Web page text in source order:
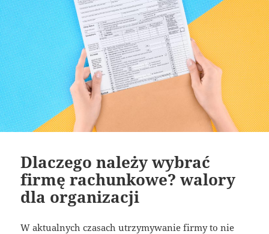
Dlaczego należy wybrać
firmę rachunkowe? walory
dla organizacji
W aktualnych czasach utrzymywanie firmy to nie